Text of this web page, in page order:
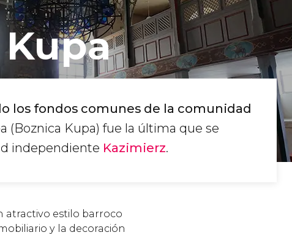
los fondos comunes de la comunidad
(Boznica Kupa) fue la última que se
independiente Kazimierz.
atractivo estilo barroco
y la decoración